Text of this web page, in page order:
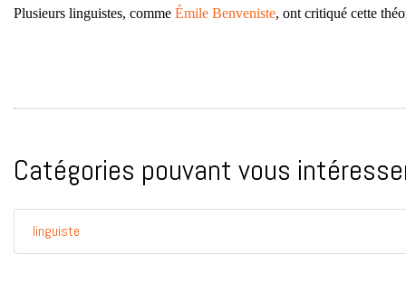
Plusieurs linguistes, comme Émile Benveniste, ont critiqué cette
Catégories pouvant vous
linguiste